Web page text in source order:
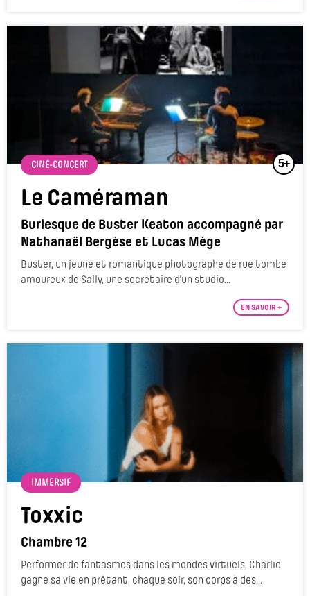
5+
CINÉ-CONCERT
Le Caméraman
Burlesque de Buster Keaton accompagné par
Nathanaël Bergèse et Lucas Mège
Buster, un jeune et romantique photographe de rue tombe
amoureux de Sally, une secrétaire d’un studio...
EN SAVOIR +
IMMERSIF
Toxxic
Chambre 12
Performer de fantasmes dans les mondes virtuels, Charlie
gagne sa vie en prêtant, chaque soir, son corps à des...